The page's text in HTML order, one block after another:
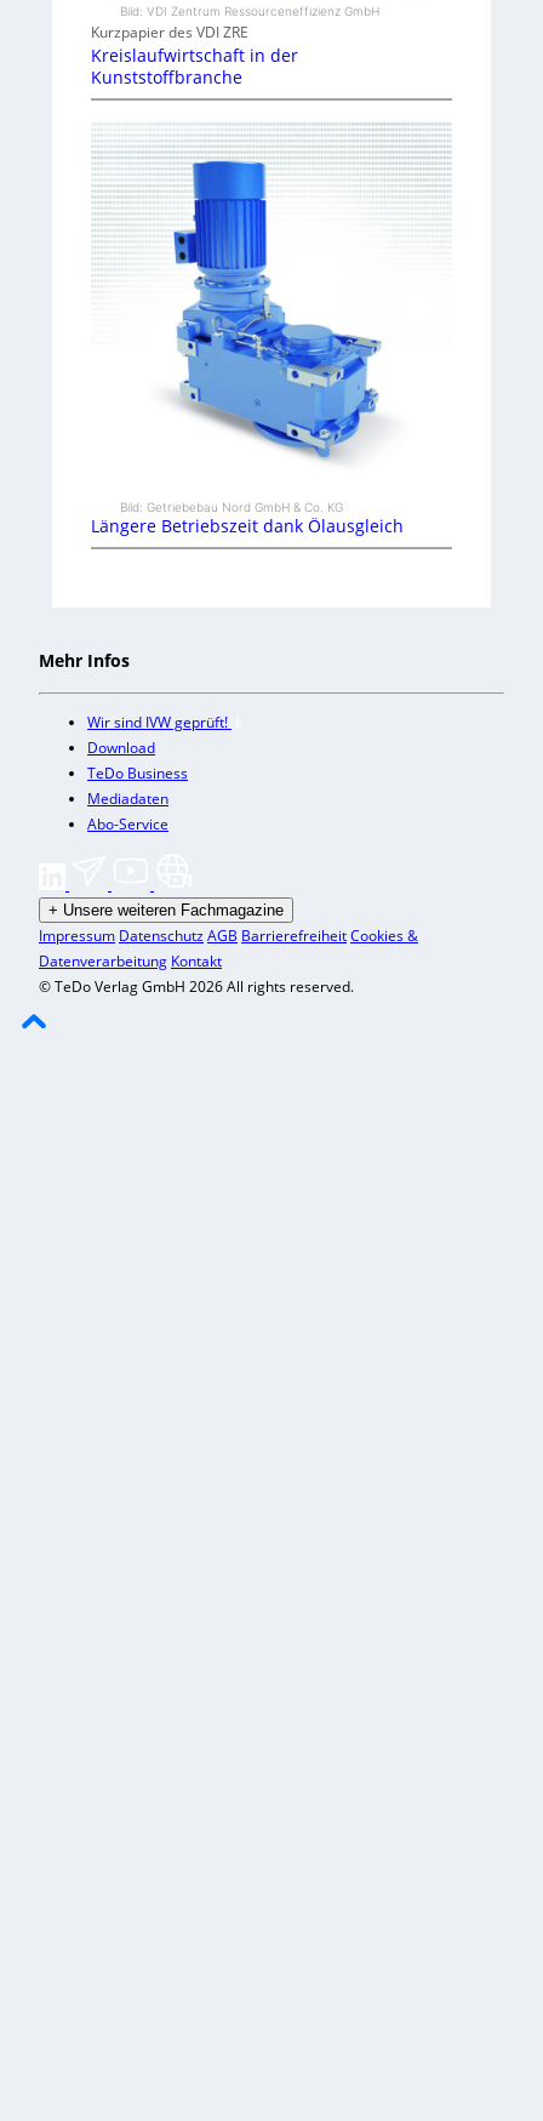
Bild: VDI Zentrum Ressourceneffizienz GmbH
Kurzpapier des VDI ZRE
Kreislaufwirtschaft in der
Kunststoffbranche
Bild: Getriebebau Nord GmbH & Co. KG
Längere Betriebszeit dank Ölausgleich
Mehr Infos
Wir sind IVW geprüft!
Download
TeDo Business
Mediadaten
Abo-Service
+ Unsere weiteren Fachmagazine
Impressum DatenschutzAGB BarrierefreiheitCookies &
Datenverarbeitung Kontakt
© TeDo Verlag GmbH 2026 All rights reserved.